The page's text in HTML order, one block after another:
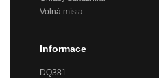
Volná místa
Informace
DQ381